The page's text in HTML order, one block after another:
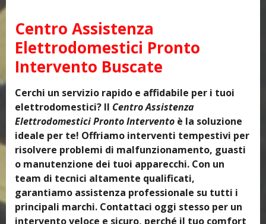
Centro Assistenza
Elettrodomestici Pronto
Intervento Buscate
Cerchi un servizio rapido e affidabile per i tuoi
elettrodomestici? Il Centro Assistenza
Elettrodomestici Pronto Intervento è la soluzione
ideale per te! Offriamo interventi tempestivi per
risolvere problemi di malfunzionamento, guasti
o manutenzione dei tuoi apparecchi. Con un
team di tecnici altamente qualificati,
garantiamo assistenza professionale su tutti i
principali marchi. Contattaci oggi stesso per un
intervento veloce e sicuro, perché il tuo comfort